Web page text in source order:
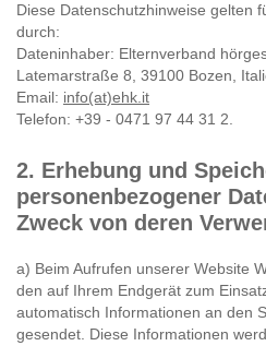
Diese Datenschutzhinweise gelten
durch:
Dateninhaber: Elternverband
Latemarstraße 8, 39100 Bozen,
Email: info(at)ehk.it
Telefon: +39 - 0471 97 44 31 2.
2. Erhebung und
personenbezogener
Zweck von deren
a) Beim Aufrufen unserer Website
den auf Ihrem Endgerät zum
automatisch Informationen an den
gesendet. Diese Informationen